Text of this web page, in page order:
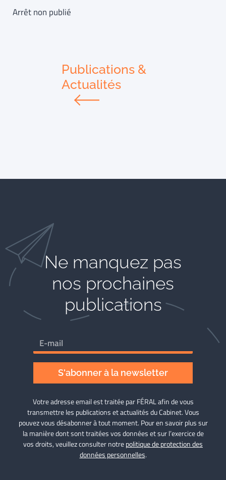
Arrêt non publié
Publications &
Actualités
Ne manquez pas
nos prochaines
publications
S'abonner à la newsletter
Votre adresse email est traitée par FÉRAL afin de vous
transmettre les publications et actualités du Cabinet. Vous
pouvez vous désabonner à tout moment. Pour en savoir plus sur
la manière dont sont traitées vos données et sur l’exercice de
vos droits, veuillez consulter notrepolitique de protection des
données personnelles.